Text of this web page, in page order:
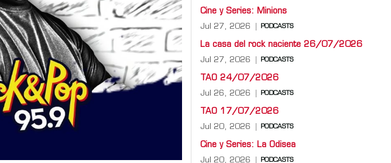
Cine y Series: Minions
Jul 27, 2026 PODCASTS
La casa del rock naciente 26/07/2026
Jul 27, 2026 PODCASTS
TAO 24/07/2026
Jul 26, 2026 PODCASTS
TAO 17/07/2026
Jul 20, 2026 PODCASTS
Cine y Series: La Odisea
Jul 20, 2026 PODCASTS